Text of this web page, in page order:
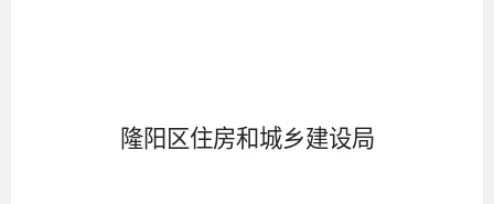
隆阳区住房和城乡建设局